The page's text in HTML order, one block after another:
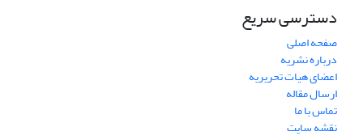
دسترسی سریع
صفحه اصلی
درباره نشریه
اعضای هیات تحریریه
ارسال مقاله
تماس با ما
نقشه سایت